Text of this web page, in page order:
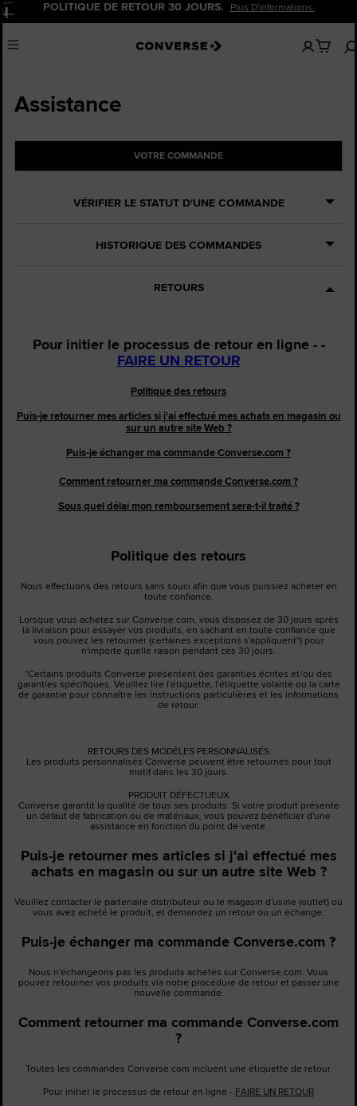
Pause POLITIQUE DE RETOUR 30 JOURS. Plus D'informations.
Menu
Aucun
articles
Assistance
VOTRE COMMANDE
VÉRIFIER LE STATUT D'UNE COMMANDE
HISTORIQUE DES COMMANDES
RETOURS
Pour initier le processus de retour en ligne - -
FAIRE UN RETOUR
Politique des retours
Puis-je retourner mes articles si j'ai effectué mes achats en magasin ou
sur un autre site Web ?
Puis-je échanger ma commande Converse.com ?
Comment retourner ma commande Converse.com ?
Sous quel délai mon remboursement sera-t-il traité ?
Politique des retours
Nous effectuons des retours sans souci afin que vous puissiez acheter en
toute confiance.
Lorsque vous achetez sur Converse.com, vous disposez de 30 jours après
la livraison pour essayer vos produits, en sachant en toute confiance que
vous pouvez les retourner (certaines exceptions s'appliquent*) pour
n'importe quelle raison pendant ces 30 jours.
*Certains produits Converse présentent des garanties écrites et/ou des
garanties spécifiques. Veuillez lire l'étiquette, l'étiquette volante ou la carte
de garantie pour connaître les instructions particulières et les informations
de retour.
RETOURS DES MODÈLES PERSONNALISÉS
Les produits personnalisés Converse peuvent être retournés pour tout
motif dans les 30 jours.
PRODUIT DÉFECTUEUX
Converse garantit la qualité de tous ses produits. Si votre produit présente
un défaut de fabrication ou de matériaux, vous pouvez bénéficier d'une
assistance en fonction du point de vente.
Puis-je retourner mes articles si j'ai effectué mes
achats en magasin ou sur un autre site Web ?
Veuillez contacter le partenaire distributeur ou le magasin d'usine (outlet) où
vous avez acheté le produit, et demandez un retour ou un échange.
Puis-je échanger ma commande Converse.com ?
Nous n'échangeons pas les produits achetés sur Converse.com. Vous
pouvez retourner vos produits via notre procédure de retour et passer une
nouvelle commande.
Comment retourner ma commande Converse.com
?
Toutes les commandes Converse.com incluent une étiquette de retour.
Pour initier le processus de retour en ligne - FAIRE UN RETOUR